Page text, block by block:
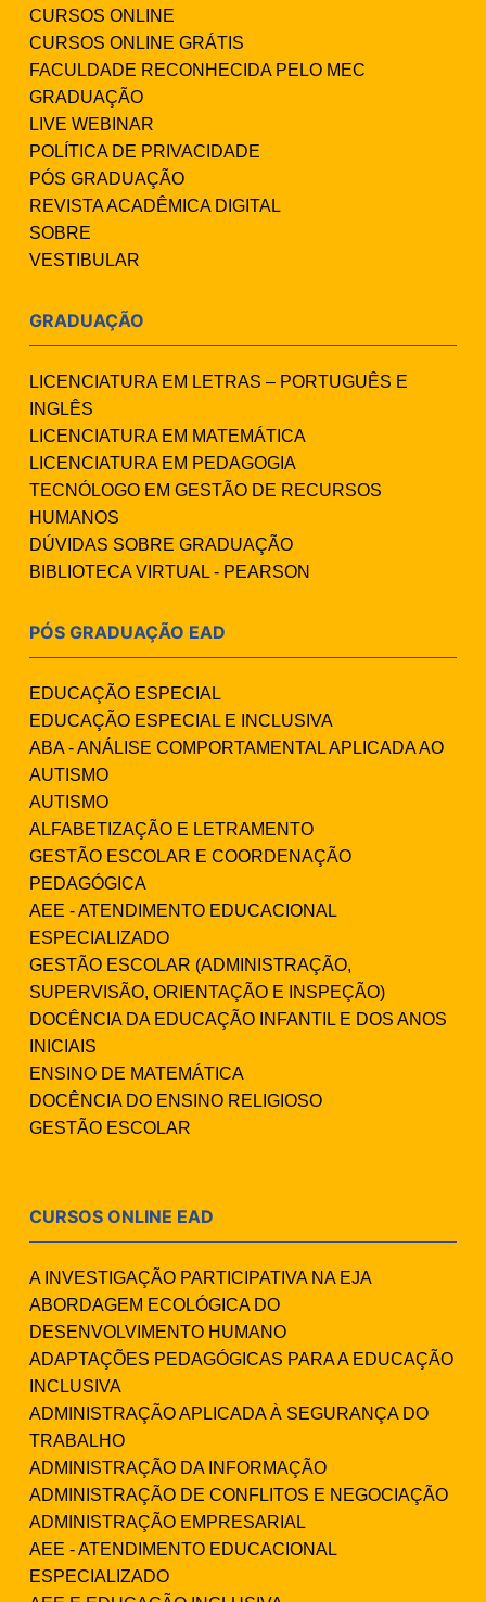
CURSOS ONLINE
CURSOS ONLINE GRÁTIS
FACULDADE RECONHECIDA PELO MEC
GRADUAÇÃO
LIVE WEBINAR
POLÍTICA DE PRIVACIDADE
PÓS GRADUAÇÃO
REVISTA ACADÊMICA DIGITAL
SOBRE
VESTIBULAR
GRADUAÇÃO
LICENCIATURA EM LETRAS – PORTUGUÊS E
INGLÊS
LICENCIATURA EM MATEMÁTICA
LICENCIATURA EM PEDAGOGIA
TECNÓLOGO EM GESTÃO DE RECURSOS
HUMANOS
DÚVIDAS SOBRE GRADUAÇÃO
BIBLIOTECA VIRTUAL - PEARSON
PÓS GRADUAÇÃO EAD
EDUCAÇÃO ESPECIAL
EDUCAÇÃO ESPECIAL E INCLUSIVA
ABA - ANÁLISE COMPORTAMENTAL APLICADA AO
AUTISMO
AUTISMO
ALFABETIZAÇÃO E LETRAMENTO
GESTÃO ESCOLAR E COORDENAÇÃO
PEDAGÓGICA
AEE - ATENDIMENTO EDUCACIONAL
ESPECIALIZADO
GESTÃO ESCOLAR (ADMINISTRAÇÃO,
SUPERVISÃO, ORIENTAÇÃO E INSPEÇÃO)
DOCÊNCIA DA EDUCAÇÃO INFANTIL E DOS ANOS
INICIAIS
ENSINO DE MATEMÁTICA
DOCÊNCIA DO ENSINO RELIGIOSO
GESTÃO ESCOLAR
CURSOS ONLINE EAD
A INVESTIGAÇÃO PARTICIPATIVA NA EJA
ABORDAGEM ECOLÓGICA DO
DESENVOLVIMENTO HUMANO
ADAPTAÇÕES PEDAGÓGICAS PARA A EDUCAÇÃO
INCLUSIVA
ADMINISTRAÇÃO APLICADA À SEGURANÇA DO
TRABALHO
ADMINISTRAÇÃO DA INFORMAÇÃO
ADMINISTRAÇÃO DE CONFLITOS E NEGOCIAÇÃO
ADMINISTRAÇÃO EMPRESARIAL
AEE - ATENDIMENTO EDUCACIONAL
ESPECIALIZADO